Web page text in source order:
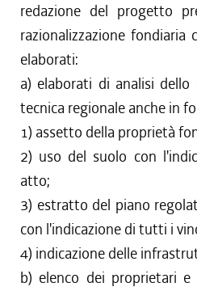
redazione del progetto
razionalizzazione
elaborati:
a) elaborati di analisi
tecnica regionale anche in
1) assetto della proprietà
2) uso del suolo con
atto;
3) estratto del piano
con l'indicazione di tutti i
4) indicazione delle
b) elenco dei proprietari e